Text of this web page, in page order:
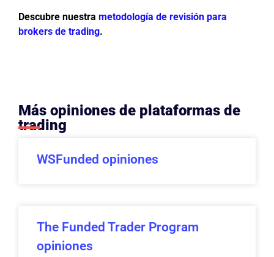
Descubre nuestra metodología de revisión para
brokers de trading.
Más opiniones de plataformas de
trading
WSFunded opiniones
The Funded Trader Program
opiniones